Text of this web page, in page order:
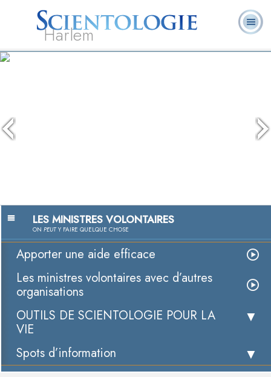
Harlem
notre
LES MINISTRES VOLONTAIRES
ON PEUTY FAIRE QUELQUE CHOSE
Apporter une aide efficace
Les ministres volontaires avec d’autres
organisations
OUTILS DE SCIENTOLOGIE POUR LA
VIE
Spots d’information